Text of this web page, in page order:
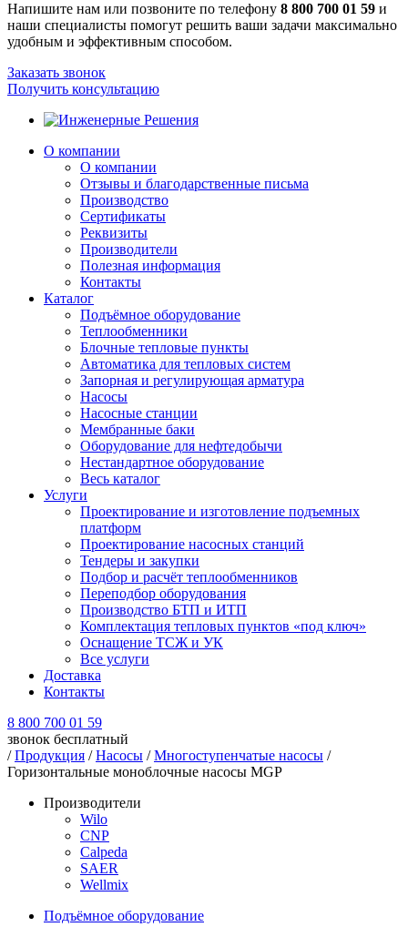
Напишите нам или позвоните по телефону 8 800 700 01 59 и
наши специалисты помогут решить ваши задачи максимально
удобным и эффективным способом.
Заказать звонок
Получить консультацию
О компании
О компании
Отзывы и благодарственные письма
Производство
Сертификаты
Реквизиты
Производители
Полезная информация
Контакты
Каталог
Подъёмное оборудование
Теплообменники
Блочные тепловые пункты
Автоматика для тепловых систем
Запорная и регулирующая арматура
Насосы
Насосные станции
Мембранные баки
Оборудование для нефтедобычи
Нестандартное оборудование
Весь каталог
Услуги
Проектирование и изготовление подъемных
платформ
Проектирование насосных станций
Тендеры и закупки
Подбор и расчёт теплообменников
Переподбор оборудования
Производство БТП и ИТП
Комплектация тепловых пунктов «под ключ»
Оснащение ТСЖ и УК
Все услуги
Доставка
Контакты
8 800 700 01 59
звонок бесплатный
/Продукция /Насосы /Многоступенчатые насосы /
Горизонтальные моноблочные насосы MGP
Производители
Wilo
CNP
Calpeda
SAER
Wellmix
Подъёмное оборудование